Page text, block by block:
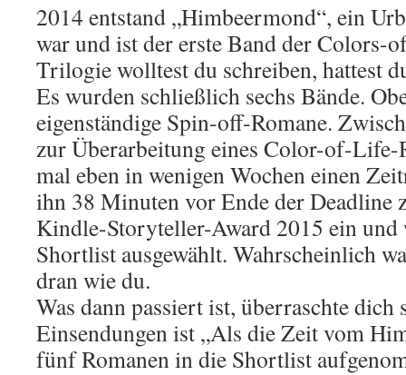
2014 entstand „Himbeermond“, ein
war und ist der erste Band der Colors-
Trilogie wolltest du schreiben, hattest
Es wurden schließlich sechs Bände.
eigenständige Spin-off-Romane.
zur Überarbeitung eines Color-of-Life-
mal eben in wenigen Wochen einen
ihn 38 Minuten vor Ende der Deadline
Kindle-Storyteller-Award 2015 ein
Shortlist ausgewählt. Wahrscheinlich
dran wie du.
Was dann passiert ist, überraschte
Einsendungen ist „Als die Zeit vom
fünf Romanen in die Shortlist